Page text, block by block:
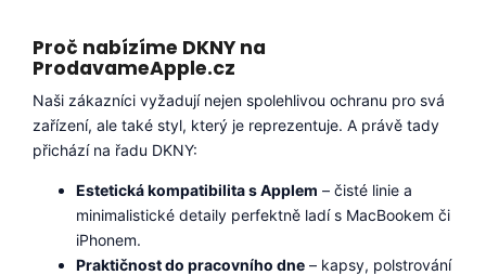
Proč nabízíme DKNY na
ProdavameApple.cz
Naši zákazníci vyžadují nejen spolehlivou ochranu pro svá
zařízení, ale také styl, který je reprezentuje. A právě tady
přichází na řadu DKNY:
Estetická kompatibilita s Applem – čisté linie a
minimalistické detaily perfektně ladí s MacBookem či
iPhonem.
Praktičnost do pracovního dne – kapsy, polstrování